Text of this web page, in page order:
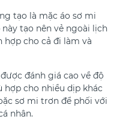
tạo là mặc áo sơ mi
tạo nên vẻ ngoài lịch
hợp cho cả đi làm và
được đánh giá cao về độ
cho nhiều dịp khác
sơ mi trơn để phối với
nhân.